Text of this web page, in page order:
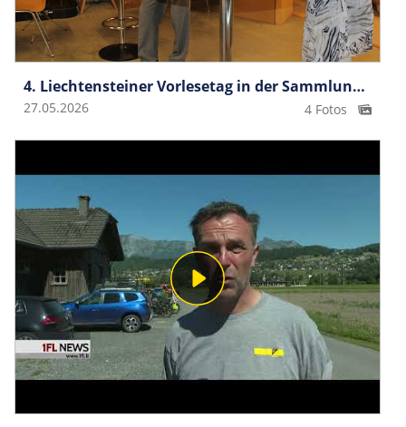
4. Liechtensteiner Vorlesetag in der SammlungMura
27.05.2026 4 Fotos